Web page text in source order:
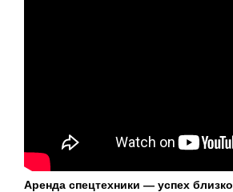
Аренда спецтехники — успех близко